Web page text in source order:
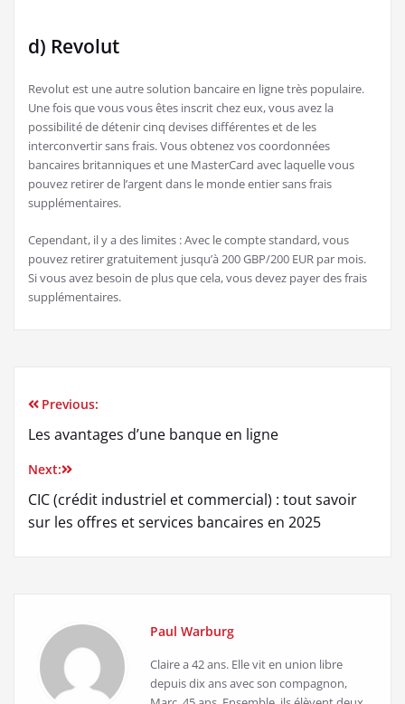
d) Revolut
Revolut est une autre solution bancaire en ligne très populaire.
Une fois que vous vous êtes inscrit chez eux, vous avez la
possibilité de détenir cinq devises différentes et de les
interconvertir sans frais. Vous obtenez vos coordonnées
bancaires britanniques et une MasterCard avec laquelle vous
pouvez retirer de l’argent dans le monde entier sans frais
supplémentaires.
Cependant, il y a des limites : Avec le compte standard, vous
pouvez retirer gratuitement jusqu’à 200 GBP/200 EUR par mois.
Si vous avez besoin de plus que cela, vous devez payer des frais
supplémentaires.
Navigation
de
l’article
Previous:
Les avantages d’une banque en ligne
Next:
CIC (crédit industriel et commercial) : tout savoir
sur les offres et services bancaires en 2025
Paul Warburg
Claire a 42 ans. Elle vit en union libre
depuis dix ans avec son compagnon,